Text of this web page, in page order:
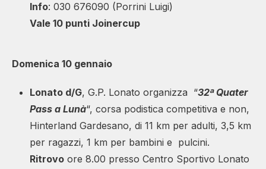
Info: 030 676090 (Porrini Luigi)
Vale 10 punti Joinercup
Domenica 10 gennaio
Lonato d/G, G.P. Lonato organizza “32ª Quater
Pass a Lunà“, corsa podistica competitiva e non,
Hinterland Gardesano, di 11 km per adulti, 3,5 km
per ragazzi, 1 km per bambini e pulcini.
Ritrovo ore 8.00 presso Centro Sportivo Lonato